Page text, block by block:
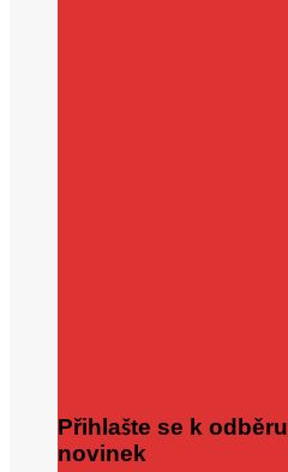
Přihlašte se k odběru
novinek